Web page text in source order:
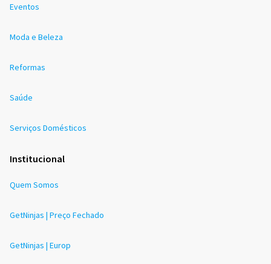
Eventos
Moda e Beleza
Reformas
Saúde
Serviços Domésticos
Institucional
Quem Somos
GetNinjas | Preço Fechado
GetNinjas | Europ